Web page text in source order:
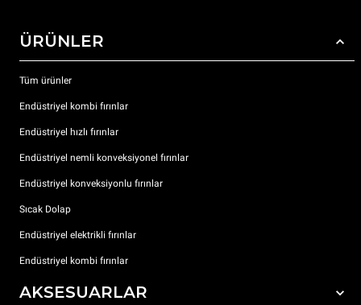
ÜRÜNLER
Tüm ürünler
Endüstriyel kombi fırınlar
Endüstriyel hızlı fırınlar
Endüstriyel nemli konveksiyonel fırınlar
Endüstriyel konveksiyonlu fırınlar
Sıcak Dolap
Endüstriyel elektrikli fırınlar
Endüstriyel kombi fırınlar
AKSESUARLAR